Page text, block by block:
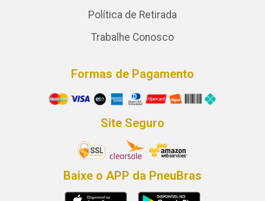
Política de Retirada
Trabalhe Conosco
Formas de Pagamento
Site Seguro
Baixe o APP da PneuBras